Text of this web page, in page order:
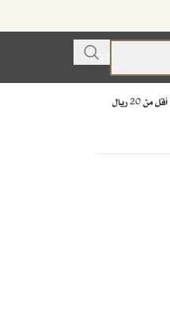
أقل من 20 ريال